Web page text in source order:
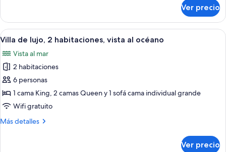
al
jardín
de
lujo,
1
vista
al
jardín
Ver precio
Abrir
todas
las
fotos
de
Villa
de
2
Una cama grande con estructura de
5
Villa de lujo, 2 habitaciones, vista al océano
Vista al mar
2 habitaciones
6 personas
1 cama King, 2 camas Queen y 1 sofá cama individual grande
Wifi gratuito
Más detalles
Más
Ver precio